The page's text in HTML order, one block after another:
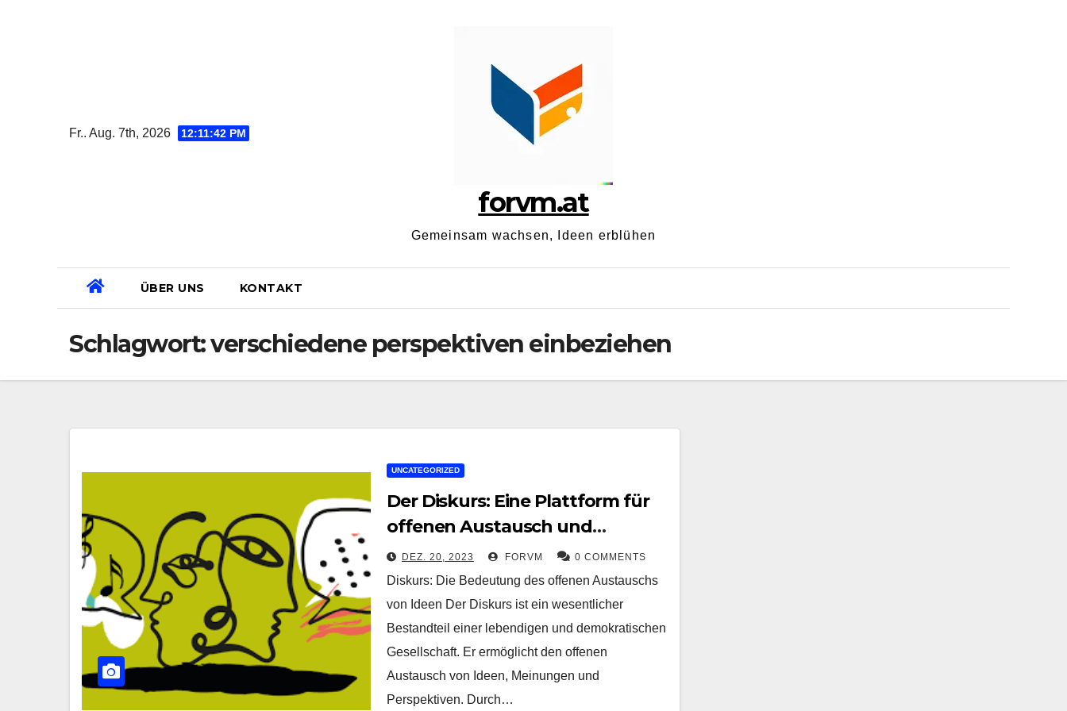
Fr.. Aug. 7th, 2026 12:11:43 PM
forvm.at
Gemeinsam wachsen, Ideen erblühen
ÜBER UNS KONTAKT
Schlagwort:verschiedene perspektiven einbeziehen
UNCATEGORIZED
Der Diskurs: Eine Plattform für
offenen Austausch und
Erkenntnisgewinn
DEZ. 20, 2023 FORVM 0 COMMENTS
Diskurs: Die Bedeutung des offenen Austauschs
von Ideen Der Diskurs ist ein wesentlicher
Bestandteil einer lebendigen und demokratischen
Gesellschaft. Er ermöglicht den offenen
Austausch von Ideen, Meinungen und
Perspektiven. Durch…